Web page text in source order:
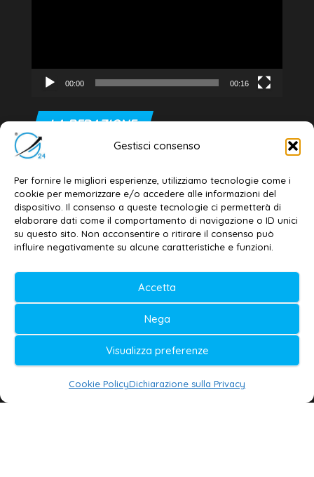
Gestisci consenso
Per fornire le migliori esperienze, utilizziamo tecnologie come i
cookie per memorizzare e/o accedere alle informazioni del
dispositivo. Il consenso a queste tecnologie ci permetterà di
elaborare dati come il comportamento di navigazione o ID unici
su questo sito. Non acconsentire o ritirare il consenso può
influire negativamente su alcune caratteristiche e funzioni.
Accetta
Nega
Visualizza preferenze
Cookie PolicyDichiarazione sulla Privacy
00:00 00:16
LA REDAZIONE
Editore e direttore responsabile:
Dott. Daniele G. Masciullo
Email: redazione@galatina24.it
Contatti–Disclaimer
Privacy policy– Cookie policy
© 2020-2026 | Galatina24 ®
Testata iscritta al n. 11/2020 Registro della
Stampa Tribunale di Lecce
Editore e direttore responsabile:
Daniele G. Masciullo